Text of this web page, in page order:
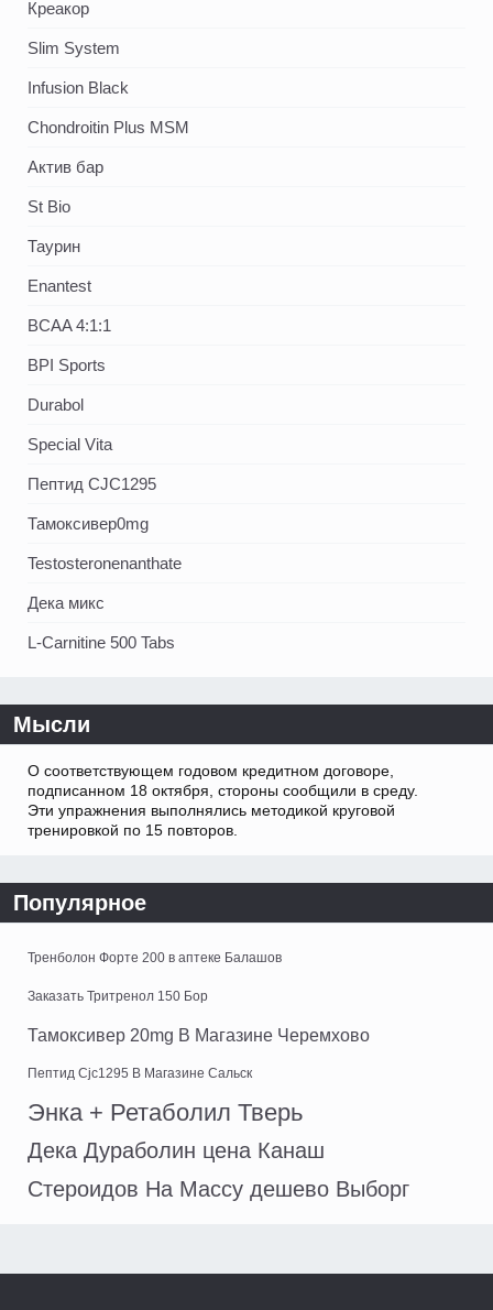
Креакор
Slim System
Infusion Black
Chondroitin Plus MSM
Актив бар
St Bio
Таурин
Enantest
BCAA 4:1:1
BPI Sports
Durabol
Special Vita
Пептид CJC1295
Тамоксивер0mg
Testosteronenanthate
Дека микс
L-Carnitine 500 Tabs
Мысли
О соответствующем годовом кредитном договоре,
подписанном 18 октября, стороны сообщили в среду.
Эти упражнения выполнялись методикой круговой
тренировкой по 15 повторов.
Популярное
Тренболон Форте 200 в аптеке Балашов
Заказать Тритренол 150 Бор
Тамоксивер 20mg В Магазине Черемхово
Пептид Cjc1295 В Магазине Сальск
Энка + Ретаболил Тверь
Дека Дураболин цена Канаш
Стероидов На Массу дешево Выборг